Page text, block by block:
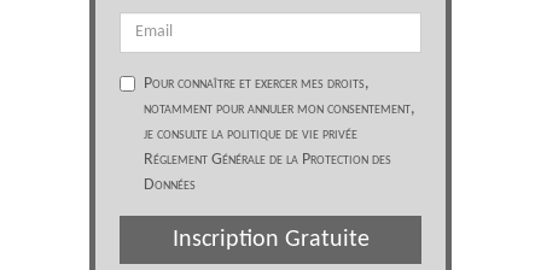
Pour connaître et exercer mes droits,
notamment pour annuler mon consentement,
je consulte la politique de vie privée
Réglement Générale de la Protection des
Données
Inscription Gratuite